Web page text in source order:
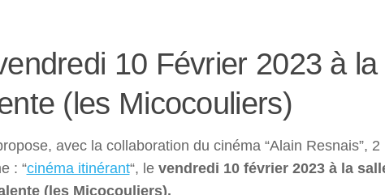
10 Février 2023 à la
(les Micocouliers)
avec la collaboration du cinéma “Alain Resnais”, 2
: “cinéma itinérant“, le vendredi 10 février 2023 à la
(les Micocouliers).